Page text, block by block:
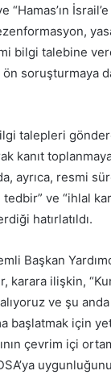
İsrail’e
bilgi talebine
soruşturmaya
talepleri
kanıt
ayrıca, resmi
ve “ihlal
hatırlatıldı.
Başkan
karara ilişkin,
ve şu
başlatmak için
çevrim içi